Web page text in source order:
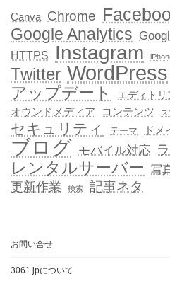
Canva Chrome
Google Analytics
HTTPS Instagram
Twitter WordPress
アップデート エディト
オウンドメディア コンテンツ
セキュリティ テーマ ドメ
ブログ モバイル対応
レンタルサーバー 写
更新作業 検索 記事ネタ
お問い合せ
3061.jpについて